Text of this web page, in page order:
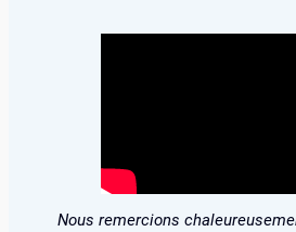
Nous remercions